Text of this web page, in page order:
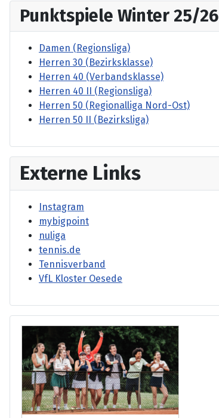
Punktspiele Winter 25/26
Damen (Regionsliga)
Herren 30 (Bezirksklasse)
Herren 40 (Verbandsklasse)
Herren 40 II (Regionsliga)
Herren 50 (Regionalliga Nord-Ost)
Herren 50 II (Bezirksliga)
Externe Links
Instagram
mybigpoint
nuliga
tennis.de
Tennisverband
VfL Kloster Oesede